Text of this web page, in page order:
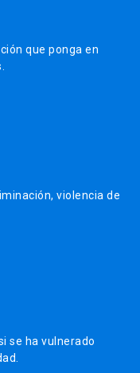
que ponga en
violencia de
se ha vulnerado